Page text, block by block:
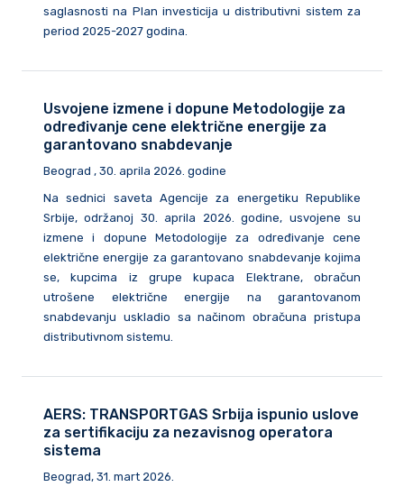
saglasnosti na Plan investicija u distributivni sistem za
period 2025-2027 godina.
Usvojene izmene i dopune Metodologije za
određivanje cene električne energije za
garantovano snabdevanje
Beograd , 30. aprila 2026. godine
Na sednici saveta Agencije za energetiku Republike
Srbije, održanoj 30. aprila 2026. godine, usvojene su
izmene i dopune Metodologije za određivanje cene
električne energije za garantovano snabdevanje kojima
se, kupcima iz grupe kupaca Elektrane, obračun
utrošene električne energije na garantovanom
snabdevanju uskladio sa načinom obračuna pristupa
distributivnom sistemu.
AERS: TRANSPORTGAS Srbija ispunio uslove
za sertifikaciju za nezavisnog operatora
sistema
Beograd, 31. mart 2026.